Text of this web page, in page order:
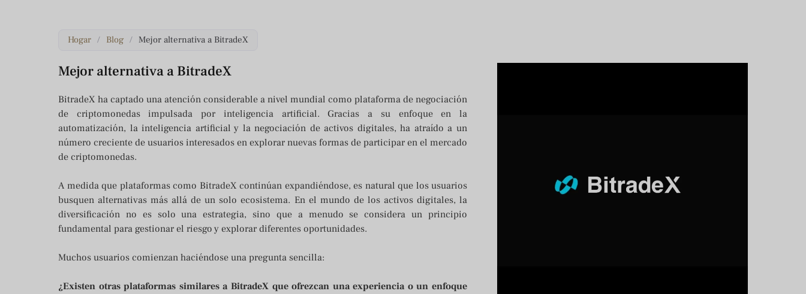
Hogar / Blog / Mejor alternativa a BitradeX
Mejor alternativa a BitradeX
BitradeX ha captado una atención considerable a nivel mundial como plataforma de negociación
de criptomonedas impulsada por inteligencia artificial. Gracias a su enfoque en la
automatización, la inteligencia artificial y la negociación de activos digitales, ha atraído a un
número creciente de usuarios interesados en explorar nuevas formas de participar en el mercado
de criptomonedas.
A medida que plataformas como BitradeX continúan expandiéndose, es natural que los usuarios
busquen alternativas más allá de un solo ecosistema. En el mundo de los activos digitales, la
diversificación no es solo una estrategia, sino que a menudo se considera un principio
fundamental para gestionar el riesgo y explorar diferentes oportunidades.
Muchos usuarios comienzan haciéndose una pregunta sencilla:
¿Existen otras plataformas similares a BitradeX que ofrezcan una experiencia o un enfoque